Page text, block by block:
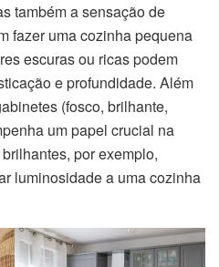
também a sensação de
fazer uma cozinha pequena
escuras ou ricas podem
e profundidade. Além
(fosco, brilhante,
um papel crucial na
por exemplo,
luminosidade a uma cozinha